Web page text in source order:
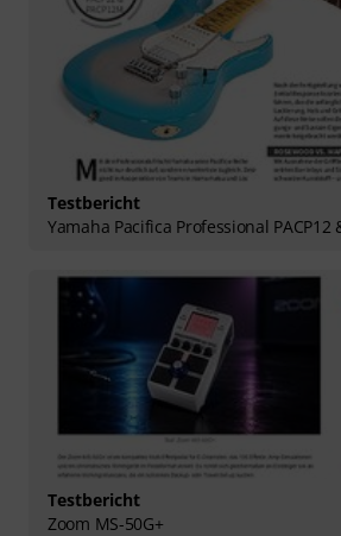
Testbericht
Yamaha Pacifica Professional PACP12
Testbericht
Zoom MS-50G+